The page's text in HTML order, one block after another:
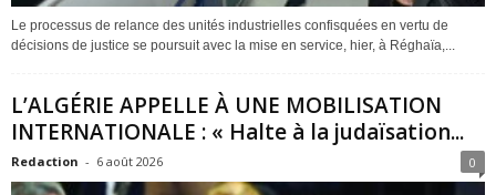
Le processus de relance des unités industrielles confisquées en vertu de
décisions de justice se poursuit avec la mise en service, hier, à Réghaïa,...
L’ALGÉRIE APPELLE À UNE MOBILISATION
INTERNATIONALE : « Halte à la judaïsation...
Redaction - 6 août 2026 0